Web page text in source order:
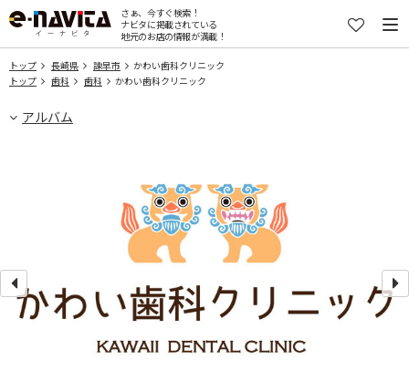
さぁ、今すぐ検索！
ナビタに掲載されている
地元のお店の情報が満載！
トップ 長崎県 諫早市
かわい歯科クリニック
トップ
歯科 歯科 かわい歯科クリニック
アルバム